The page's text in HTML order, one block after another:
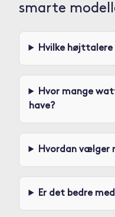
smarte
Hvilke højttalere
Hvor mange
have?
Hvordan vælger
Er det bedre